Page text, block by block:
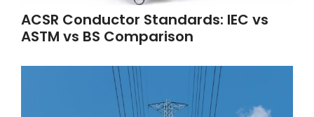
ACSR Conductor Standards: IEC vs
ASTM vs BS Comparison